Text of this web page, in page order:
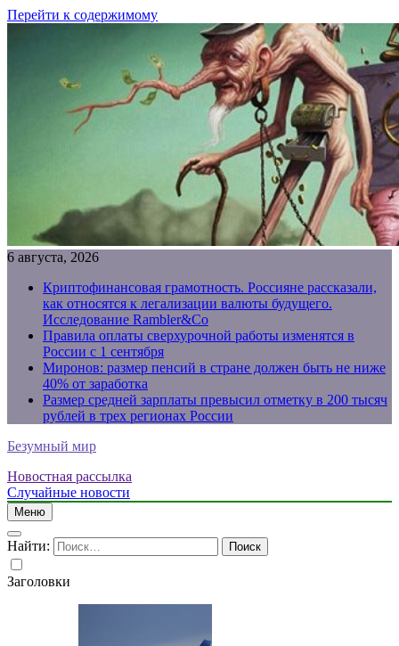
Перейти к содержимому
6 августа, 2026
Криптофинансовая грамотность. Россияне рассказали,
как относятся к легализации валюты будущего.
Исследование Rambler&Co
Правила оплаты сверхурочной работы изменятся в
России с 1 сентября
Миронов: размер пенсий в стране должен быть не ниже
40% от заработка
Размер средней зарплаты превысил отметку в 200 тысяч
рублей в трех регионах России
Безумный мир
Новостная рассылка
Случайные новости
Меню
Найти:
Заголовки